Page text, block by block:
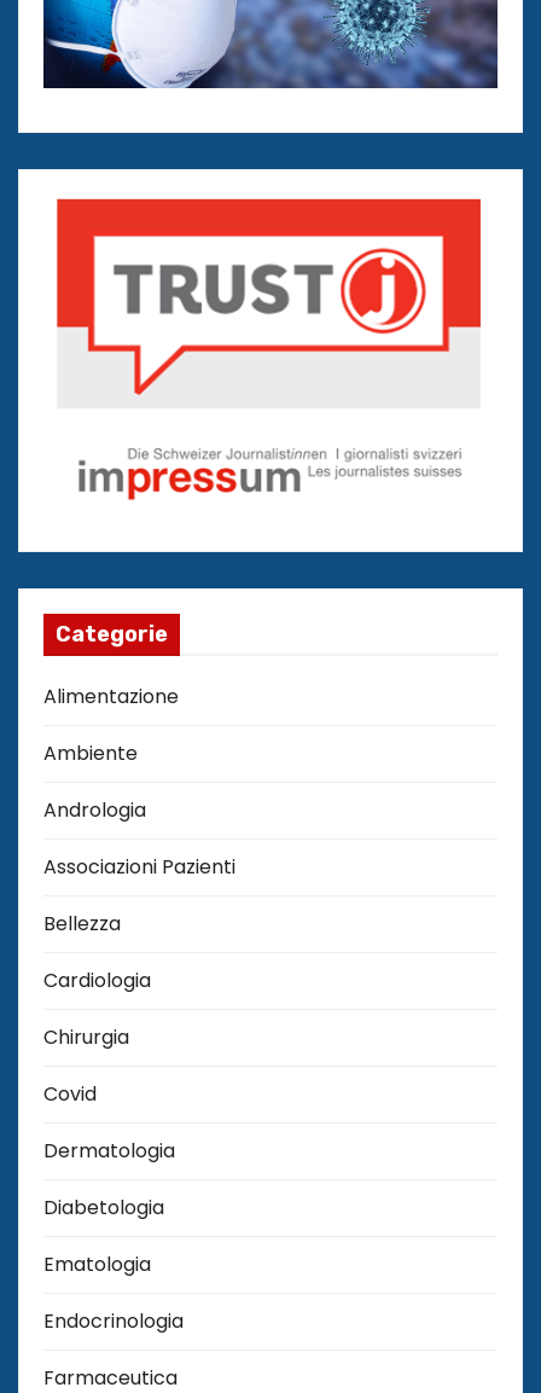
Categorie
Alimentazione
Ambiente
Andrologia
Associazioni Pazienti
Bellezza
Cardiologia
Chirurgia
Covid
Dermatologia
Diabetologia
Ematologia
Endocrinologia
Farmaceutica